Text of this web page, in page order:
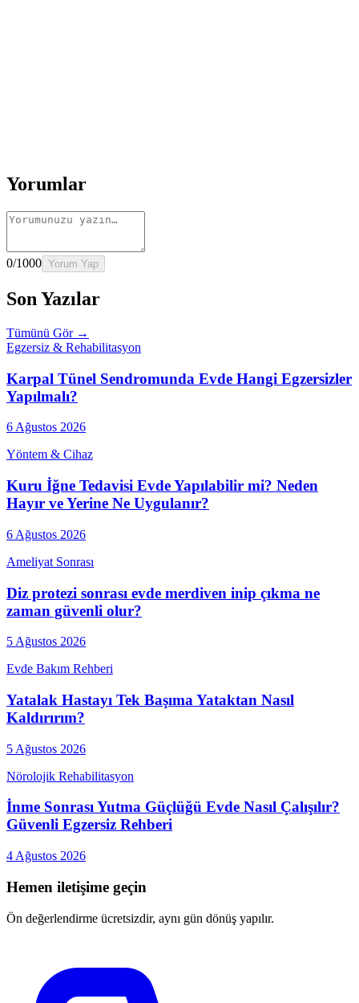
Yorumlar
0/1000 Yorum Yap
Son Yazılar
Tümünü Gör →
Egzersiz & Rehabilitasyon
Karpal Tünel Sendromunda Evde Hangi Egzersizler
Yapılmalı?
6 Ağustos 2026
Yöntem & Cihaz
Kuru İğne Tedavisi Evde Yapılabilir mi? Neden
Hayır ve Yerine Ne Uygulanır?
6 Ağustos 2026
Ameliyat Sonrası
Diz protezi sonrası evde merdiven inip çıkma ne
zaman güvenli olur?
5 Ağustos 2026
Evde Bakım Rehberi
Yatalak Hastayı Tek Başıma Yataktan Nasıl
Kaldırırım?
5 Ağustos 2026
Nörolojik Rehabilitasyon
İnme Sonrası Yutma Güçlüğü Evde Nasıl Çalışılır?
Güvenli Egzersiz Rehberi
4 Ağustos 2026
Hemen iletişime geçin
Ön değerlendirme ücretsizdir, aynı gün dönüş yapılır.